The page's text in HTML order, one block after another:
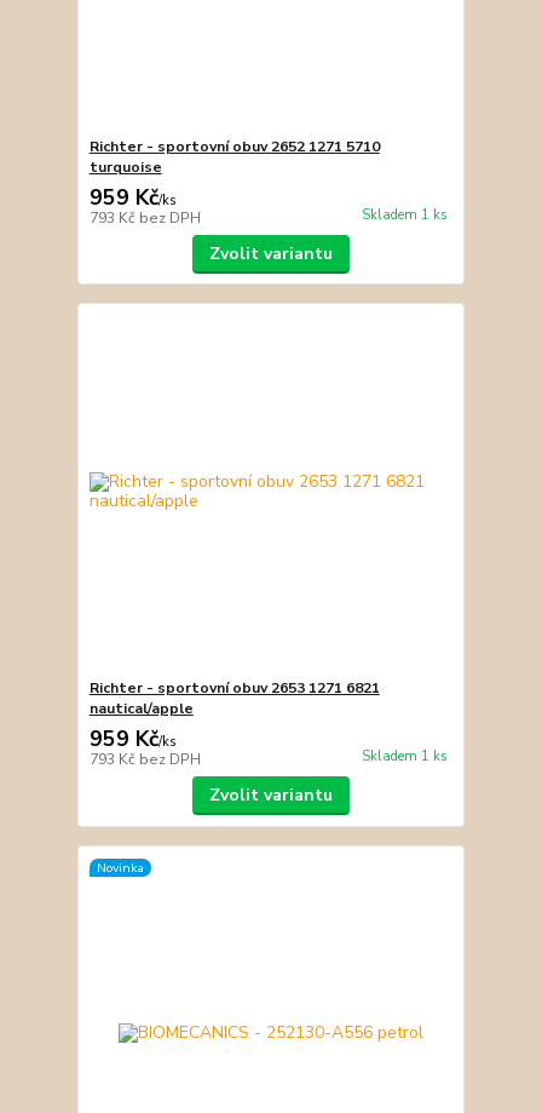
Richter - sportovní obuv 2652 1271 5710
turquoise
959 Kč/ks
793 Kč bez DPH Skladem 1 ks
Zvolit variantu
Richter - sportovní obuv 2653 1271 6821
nautical/apple
959 Kč/ks
793 Kč bez DPH Skladem 1 ks
Zvolit variantu
Novinka